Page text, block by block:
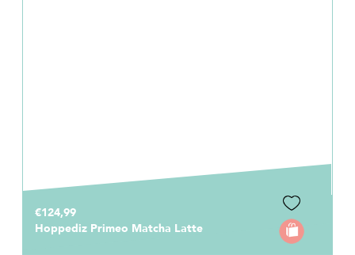
€124,99
Hoppediz Primeo Matcha Latte